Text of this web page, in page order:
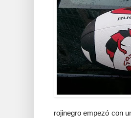
rojinegro empezó con